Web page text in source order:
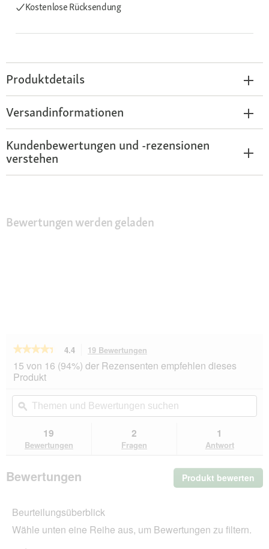
Kostenlose Rücksendung
Produktdetails
Versandinformationen
Kundenbewertungen und -rezensionen
verstehen
Bewertungen werden geladen
★★★★★
★★★★★
von
5
lesen
für
Vogelgrit
2x300
4.4 19 Bewertungen
dieser
Aktion
du
zu
den
15 von 16 (94%) der Rezensenten empfehlen dieses
Produkt
Themen
und
Bewertungen
ϙ
19
Bewertungen
2
Fragen
1
Antwort
Bewertungen Produkt bewerten
Mit
Beurteilungsüberblick
Wähle unten eine Reihe aus, um Bewertungen zu filtern.